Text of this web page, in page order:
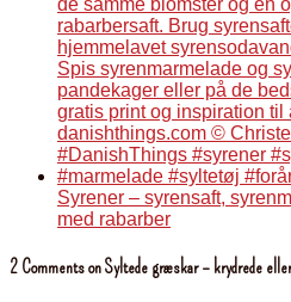
Syrener – syrensaft,
med rabarber
2 Comments on Syltede græskar – krydrede